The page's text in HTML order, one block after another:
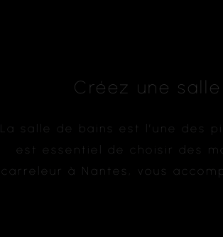
Créez une
La salle de bains est l’une des
est essentiel de choisir des
carreleur à Nantes, vous